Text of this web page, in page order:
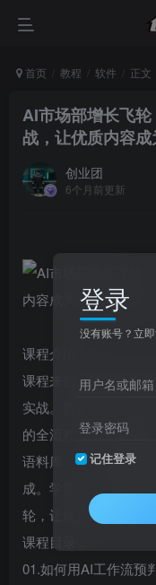
首页 教程 软件 正文
AI市场部增长飞
战，让优质内容
创业团
6个月前更新
课程介绍：
课程来自【迪安AI市
实战。拆解了从内容
的全流程，用AI搭建
语料库、自动拆解
成。学完你不仅能解
轮，让优质内容成为你
课程目录：
01.如何用AI工作流预
登录
没有账号？立
用户名或邮箱
登录密码
记住登录